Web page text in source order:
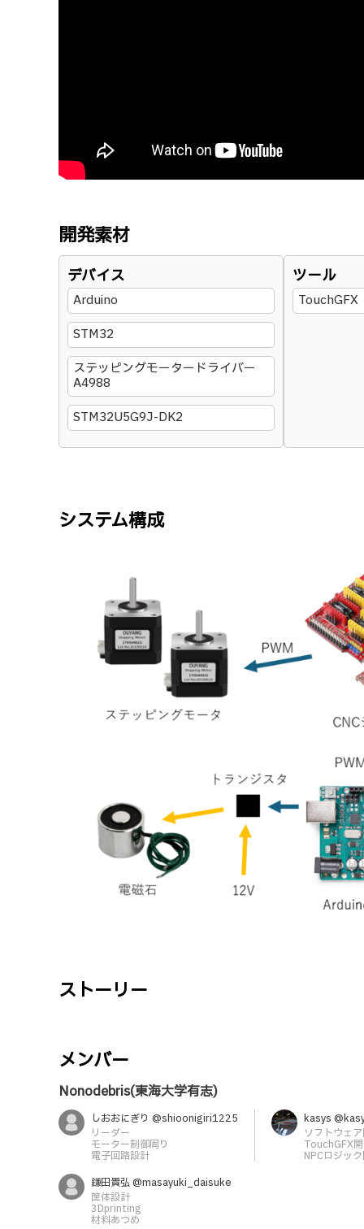
開発素材
デバイス
Arduino
STM32
ステッピングモータードライバー
A4988
STM32U5G9J-DK2
ツール
TouchGFX
システム構成
ストーリー
メンバー
Nonodebris(東海大学有志)
しおおにぎり @shioonigiri1225
リーダー
モーター制御周り
電子回路設計
kasys
ソフトウェ
TouchGFX
NPCロジッ
鎌田貴弘 @masayuki_daisuke
筐体設計
3Dprinting
材料あつめ